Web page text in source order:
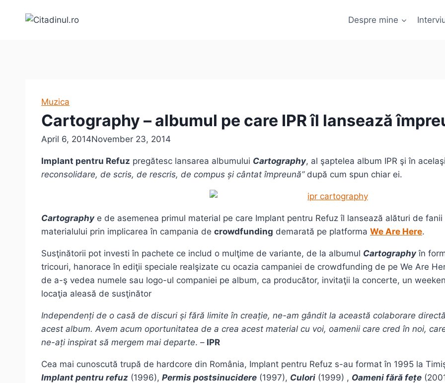
Despre mine
Muzica
Cartography – albumul pe care IPR îl lansează
April 6, 2014November 23, 2014
Implant pentru Refuz pregătesc lansarea albumului Cartography, al şaptelea album IPR şi în
reconsolidare, de scris, de rescris, de compus și cântat împreună”după cum spun chiar ei.
Cartography e de asemenea primul material pe care Implant pentru Refuz îl lansează alături de
materialului prin implicarea în campania de crowdfunding demarată pe platforma We Are Here.
Susţinătorii pot investi în pachete ce includ o mulţime de variante, de la albumul Cartography în
tricouri, hanorace în ediţii speciale realşizate cu ocazia campaniei de crowdfunding de pe We Are
de a-ş vedea numele sau logo-ul companiei pe album, ca producător, invitaţii la concerte, un
locaţia aleasă de susţinător
Independenți de o casă de discuri și fără limite în creație, ne-am gândit la această colaborare
acest album. Avem acum oportunitatea de a crea acest material cu voi, oamenii care cred în noi,
ne-ați inspirat să mergem mai departe. – IPR
Cea mai cunoscută trupă de hardcore din România, Implant pentru Refuz s-au format în 1995 la
Implant pentru refuz (1996), Permis postsinucidere (1997), Culori (1999) , Oameni fără fețe